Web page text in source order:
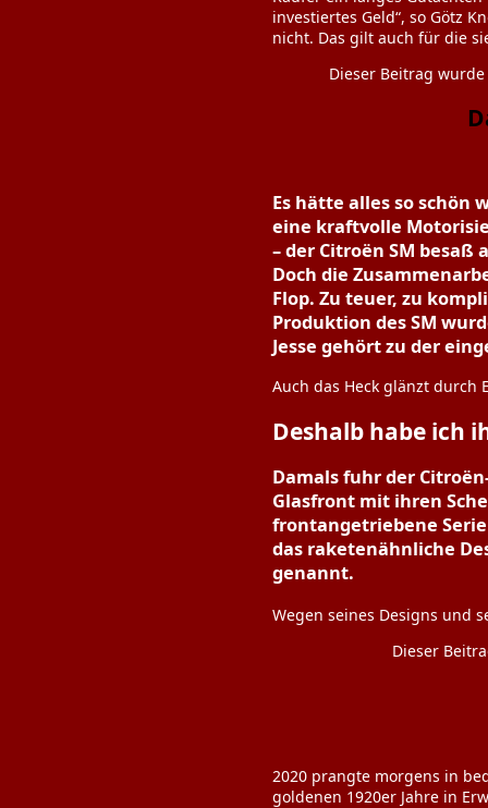
investiertes Geld“, so Götz
nicht. Das gilt auch für die
Dieser Beitrag
Es hätte alles so schön
eine kraftvolle
– der Citroën SM
Doch die
Flop. Zu teuer, zu
Produktion des SM
Jesse gehört zu der
Auch das Heck glänzt durch
Deshalb habe ich
Damals fuhr der
Glasfront mit ihren
frontangetriebene
das raketenähnliche
genannt.
Wegen seines Designs und
Dieser
2020 prangte morgens in
goldenen 1920er Jahre in